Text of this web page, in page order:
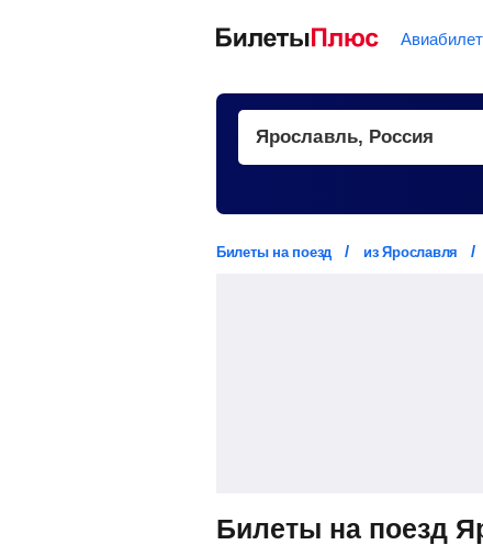
Билеты на поезд из Ярославля
Билеты на поезд